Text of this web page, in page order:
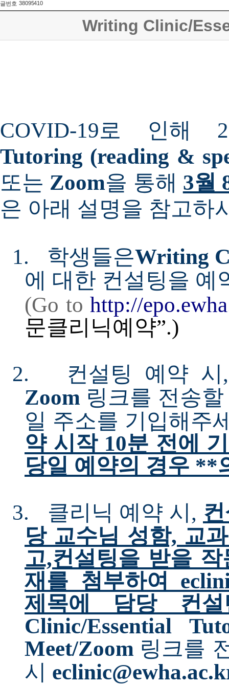
글번호 38095410
Writing Clinic/
COVID-19로 인해
Tutoring (reading &
또는 Zoom을 통해 3월
은 아래 설명을 참고하
1.
학생들은Writing
에 대한 컨설팅을 예
(Go to http://epo.ew
문클리닉예약”.)
2.
컨설팅 예약 시
Zoom 링크를 전송
일 주소를 기입해주
약 시작 10분 전에
당일 예약의 경우 **
3.
클리닉 예약 시 ,
당 교수님 성함, 교
고,컨설팅을 받을
재를 첨부하여
제목에 담당 컨설
Clinic/Essential
Meet/Zoom 링크를
시